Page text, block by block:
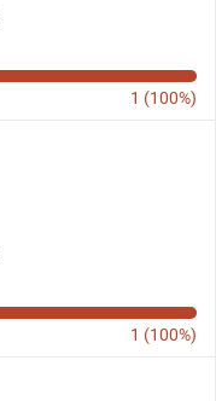
1 (100%)
1 (100%)